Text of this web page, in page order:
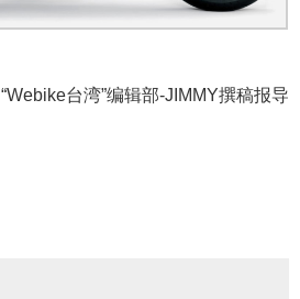
“Webike台湾”编辑部-JIMMY撰稿报导